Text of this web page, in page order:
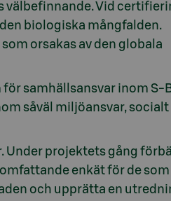
välbefinnande. Vid
biologiska mångfalden.
orsakas av den globala
samhällsansvar inom S-
såväl miljöansvar, socialt
Under projektets gång
enkät för de som
och upprätta en